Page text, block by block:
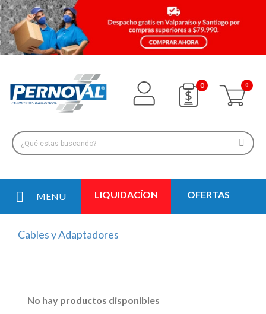
0
MENU LIQUIDACÍON OFERTAS
Cables y Adaptadores
No hay productos disponibles